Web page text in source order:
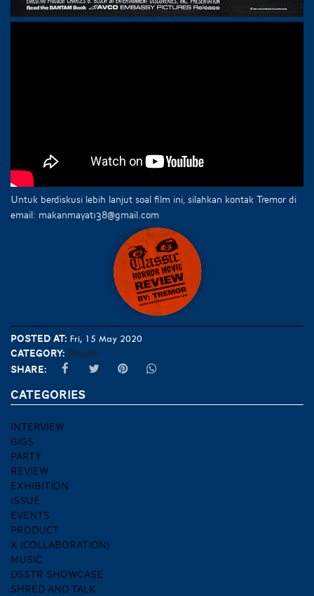
Untuk berdiskusi lebih lanjut soal film ini, silahkan kontak Tremor di
email: makanmayat138@gmail.com
Posted at: Fri, 15 May 2020
Category: Review
Share:
CATEGORIES
INTERVIEW
GIGS
PARTY
REVIEW
EXHIBITION
ISSUE
EVENTS
PRODUCT
X (COLLABORATION)
MUSIC
DSSTR SHOWCASE
SHRED AND TALK